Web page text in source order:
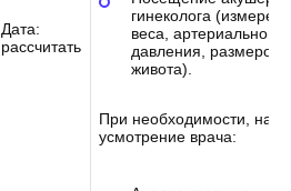
Дата:
рассчитать
гинеколога
веса, артериального
давления, размеров
живота).
При необходимости, на
усмотрение врача: